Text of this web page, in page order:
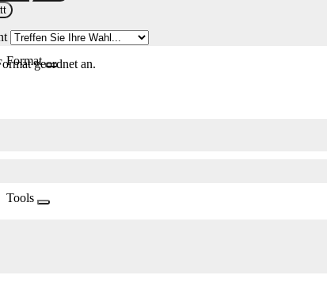
Formatgeordnet an.
Tools